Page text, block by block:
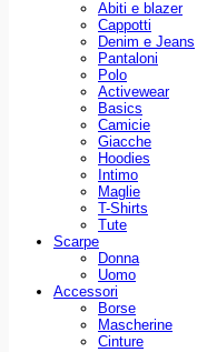
Abiti e blazer
Cappotti
Denim e Jeans
Pantaloni
Polo
Activewear
Basics
Camicie
Giacche
Hoodies
Intimo
Maglie
T-Shirts
Tute
Scarpe
Donna
Uomo
Accessori
Borse
Mascherine
Cinture